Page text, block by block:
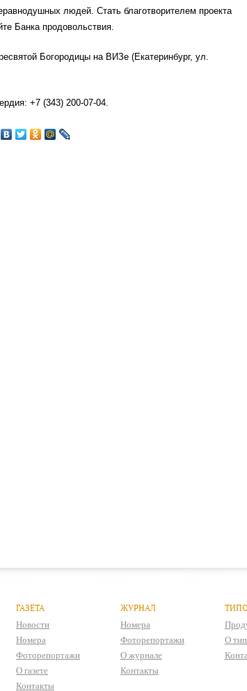
людей. Стать благотворителем проекта
Банка продовольствия.
Богородицы на ВИЗе (Екатеринбург, ул.
+7 (343) 200-07-04.
ГАЗЕТА
Новости
Номера
Фоторепортажи
О газете
Контакты
ЖУРНАЛ
Номера
Фоторепортажи
О журнале
Контакты
О